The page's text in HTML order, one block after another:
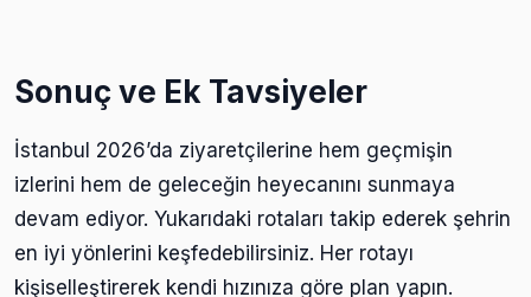
Sonuç ve Ek Tavsiyeler
İstanbul 2026’da ziyaretçilerine hem geçmişin
izlerini hem de geleceğin heyecanını sunmaya
devam ediyor. Yukarıdaki rotaları takip ederek şehrin
en iyi yönlerini keşfedebilirsiniz. Her rotayı
kişiselleştirerek kendi hızınıza göre plan yapın.